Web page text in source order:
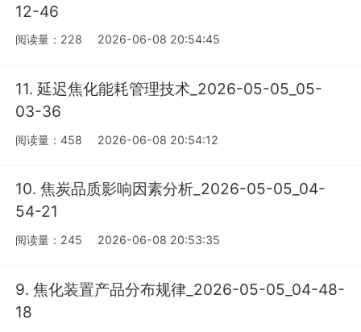
12-46
阅读量：228 2026-06-08 20:54:45
11. 延迟焦化能耗管理技术_2026-05-05_05-
03-36
阅读量：458 2026-06-08 20:54:12
10. 焦炭品质影响因素分析_2026-05-05_04-
54-21
阅读量：245 2026-06-08 20:53:35
9. 焦化装置产品分布规律_2026-05-05_04-48-
18